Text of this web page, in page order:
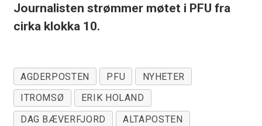
Journalisten strømmer møtet i PFU fra
cirka klokka 10.
AGDERPOSTEN PFU
NYHETER
ITROMSØ
ERIK HOLAND
DAG BÆVERFJORD
ALTAPOSTEN